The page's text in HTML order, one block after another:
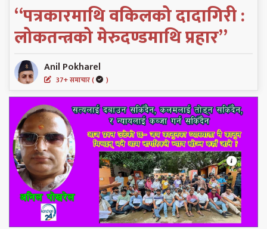
“पत्रकारमाथि वकिलको दादागिरी :
लोकतन्त्रको मेरुदण्डमाथि प्रहार”
Anil Pokharel
37+ समाचार ( )